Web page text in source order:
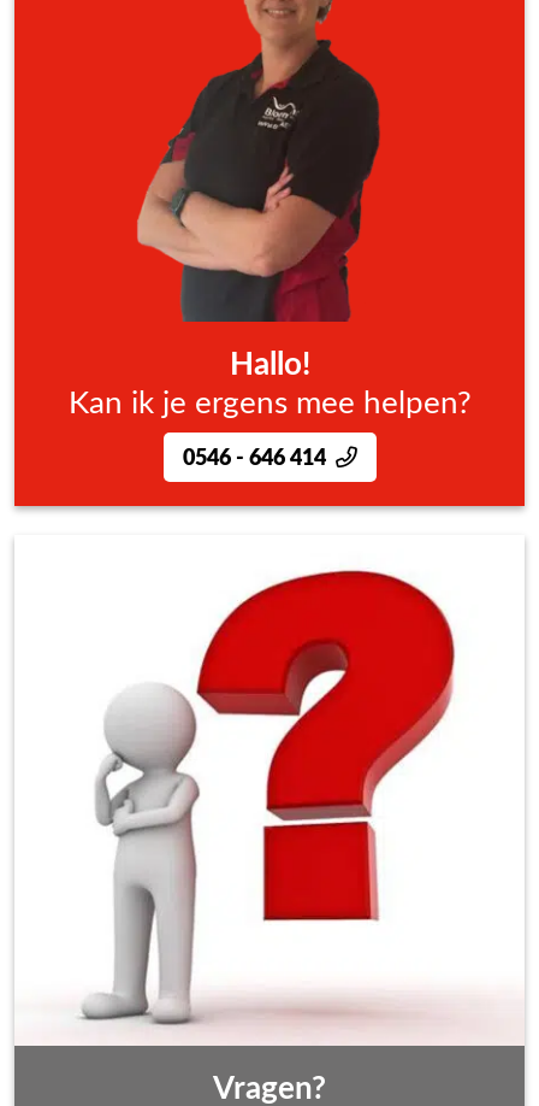
Hallo!
Kan ik je ergens mee helpen?
0546 - 646 414
Vragen?